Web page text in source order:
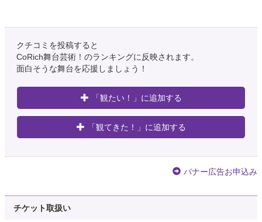
クチコミを投稿すると
CoRich舞台芸術！のランキングに反映されます。
面白そうな舞台を応援しましょう！
「観たい！」に追加する
「観てきた！」に追加する
バナー広告お申込み
チケット取扱い